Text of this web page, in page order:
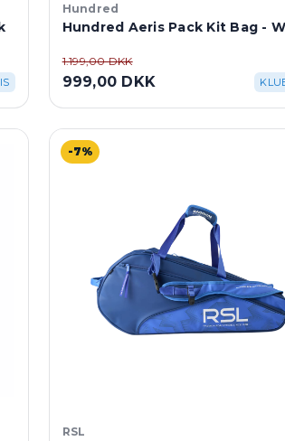
Hundred
Hundred Aeris Pack Kit Bag -
1.199,00 DKK
999,00 DKK
-7%
RSL